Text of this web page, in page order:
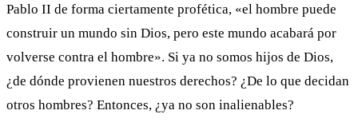
Pablo II de forma ciertamente profética, «el hombre puede
construir un mundo sin Dios, pero este mundo acabará por
volverse contra el hombre». Si ya no somos hijos de Dios,
¿de dónde provienen nuestros derechos? ¿De lo que decidan
otros hombres? Entonces, ¿ya no son inalienables?